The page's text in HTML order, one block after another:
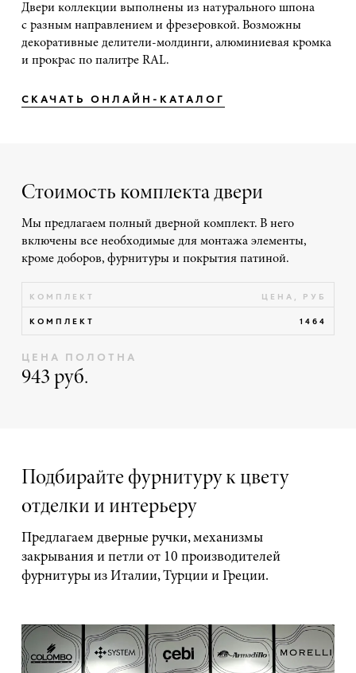
Двери коллекции выполнены из натурального шпона
с разным направлением и фрезеровкой. Возможны
декоративные делители-молдинги, алюминиевая кромка
и прокрас по палитре RAL.
СКАЧАТЬ ОНЛАЙН-КАТАЛОГ
Стоимость комплекта двери
Мы предлагаем полный дверной комплект. В него
включены все необходимые для монтажа элементы,
кроме доборов, фурнитуры и покрытия патиной.
КОМПЛЕКТ ЦЕНА, РУБ
КОМПЛЕКТ 1464
ЦЕНА ПОЛОТНА
943 руб.
Подбирайте фурнитуру к цвету
отделки и интерьеру
Предлагаем дверные ручки, механизмы
закрывания и петли от 10 производителей
фурнитуры из Италии, Турции и Греции.